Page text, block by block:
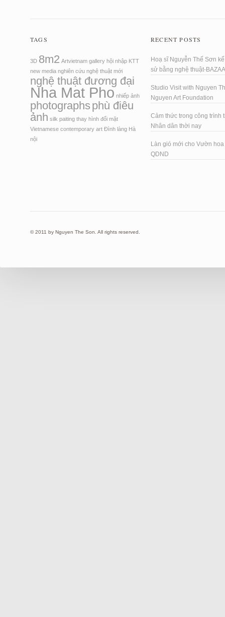
TAGS
3D 8m2 Artvietnam gallery hội nhập KTT
new media nghiên cứu nghệ thuật mới
nghệ thuật đương đại
Nha Mat Pho nhiếp ảnh
photographs phù điêu
ảnh silk paiting thay hình đổi mặt
Vietnamese contemporary art Đình làng Hà
nội
RECENT POSTS
Hoạ sĩ Nguyễn Thế Sơn
sử bằng nghệ thuật-
Studio Visit with Nguyen
Nguyen Art Foundation
Cảm thức trong công trình
Nhân dân thời nay
Làn gió mới cho Vườn
QDND
© 2011 by Nguyen The Son. All rights reserved.